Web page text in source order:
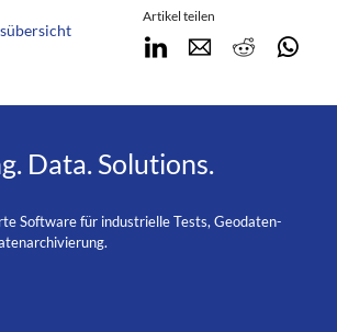
Artikel teilen
LinkedIn E-mail Reddit
Data. Solutions.
Software für industrielle Tests, Geodaten-